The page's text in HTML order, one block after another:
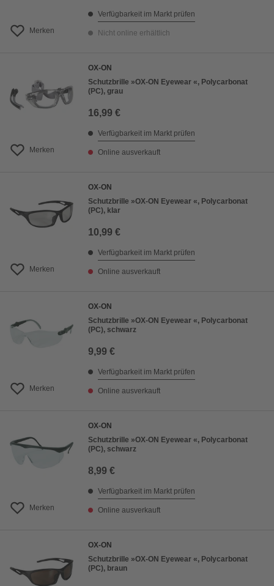
Merken
Verfügbarkeit im Markt prüfen
Nicht online erhältlich
Merken
OX-ON
Schutzbrille »OX-ON Eyewear «, Polycarbonat
(PC), grau
16,99 €
Verfügbarkeit im Markt prüfen
Online ausverkauft
Merken
OX-ON
Schutzbrille »OX-ON Eyewear «, Polycarbonat
(PC), klar
10,99 €
Verfügbarkeit im Markt prüfen
Online ausverkauft
Merken
OX-ON
Schutzbrille »OX-ON Eyewear «, Polycarbonat
(PC), schwarz
9,99 €
Verfügbarkeit im Markt prüfen
Online ausverkauft
Merken
OX-ON
Schutzbrille »OX-ON Eyewear «, Polycarbonat
(PC), schwarz
8,99 €
Verfügbarkeit im Markt prüfen
Online ausverkauft
OX-ON
Schutzbrille »OX-ON Eyewear «, Polycarbonat
(PC), braun